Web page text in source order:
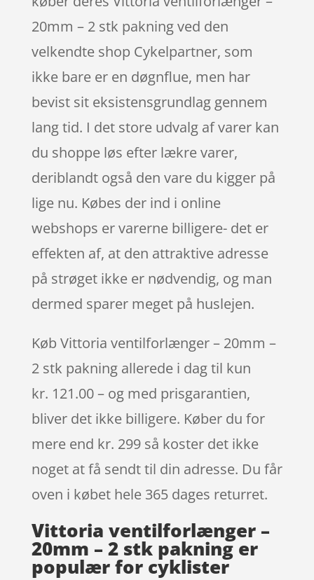
20mm – 2 stk pakning ved den
velkendte shop Cykelpartner, som
ikke bare er en døgnflue, men har
bevist sit eksistensgrundlag gennem
lang tid. I det store udvalg af varer kan
du shoppe løs efter lækre varer,
deriblandt også den vare du kigger på
lige nu. Købes der ind i online
webshops er varerne billigere- det er
effekten af, at den attraktive adresse
på strøget ikke er nødvendig, og man
dermed sparer meget på huslejen.
Køb Vittoria ventilforlænger – 20mm –
2 stk pakning allerede i dag til kun
kr. 121.00 – og med prisgarantien,
bliver det ikke billigere. Køber du for
mere end kr. 299 så koster det ikke
noget at få sendt til din adresse. Du får
oven i købet hele 365 dages returret.
Vittoria ventilforlænger –
20mm – 2 stk pakning er
populær for cyklister